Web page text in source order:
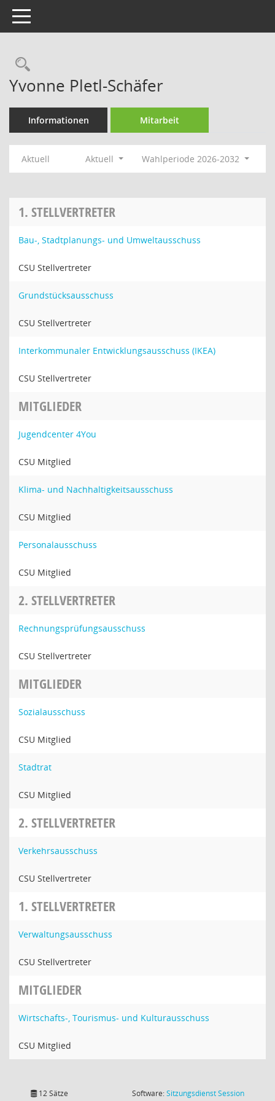
Toggle navigation
Rechercheauswahl
Yvonne Pletl-Schäfer
Informationen Mitarbeit
Aktuell Aktuell Wahlperiode 2026-2032
1. STELLVERTRETER
Bau-, Stadtplanungs- und Umweltausschuss
CSU Stellvertreter
Grundstücksausschuss
CSU Stellvertreter
Interkommunaler Entwicklungsausschuss (IKEA)
CSU Stellvertreter
MITGLIEDER
Jugendcenter 4You
CSU Mitglied
Klima- und Nachhaltigkeitsausschuss
CSU Mitglied
Personalausschuss
CSU Mitglied
2. STELLVERTRETER
Rechnungsprüfungsausschuss
CSU Stellvertreter
MITGLIEDER
Sozialausschuss
CSU Mitglied
Stadtrat
CSU Mitglied
2. STELLVERTRETER
Verkehrsausschuss
CSU Stellvertreter
1. STELLVERTRETER
Verwaltungsausschuss
CSU Stellvertreter
MITGLIEDER
Wirtschafts-, Tourismus- und Kulturausschuss
CSU Mitglied
12 Sätze Software:SitzungsdienstSession(Wird in